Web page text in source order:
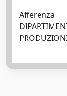
Afferenza